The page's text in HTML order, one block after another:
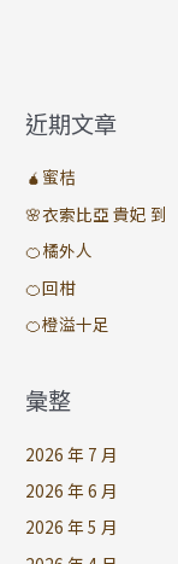
近期文章
🧉蜜桔
🌸衣索比亞 貴妃 到
🍊橘外人
🍊回柑
🍊橙溢十足
彙整
2026 年 7 月
2026 年 6 月
2026 年 5 月